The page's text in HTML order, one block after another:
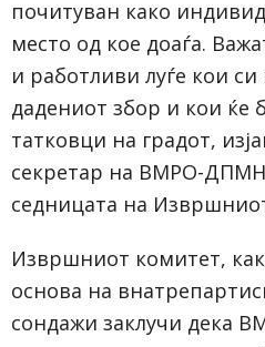
почитуван како
место од кое доаѓа.
и работливи луѓе кои си
дадениот збор и кои ќе
татковци на градот,
секретар на ВМРО-
седницата на
Извршниот комитет,
основа на
сондажи заклучи дека